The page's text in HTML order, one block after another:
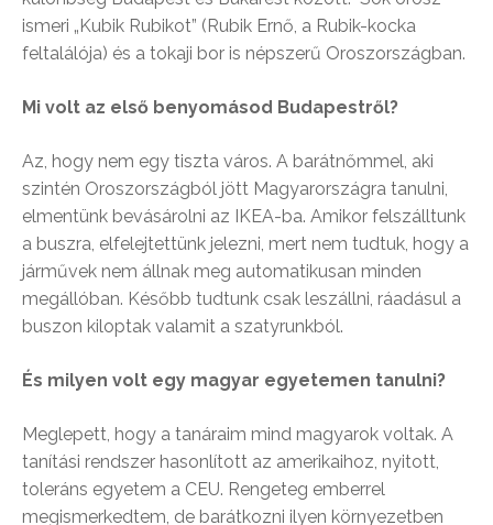
ismeri „Kubik Rubikot” (Rubik Ernő, a Rubik-kocka
feltalálója) és a tokaji bor is népszerű Oroszországban.
Mi volt az első benyomásod Budapestről?
Az, hogy nem egy tiszta város. A barátnőmmel, aki
szintén Oroszországból jött Magyarországra tanulni,
elmentünk bevásárolni az IKEA-ba. Amikor felszálltunk
a buszra, elfelejtettünk jelezni, mert nem tudtuk, hogy a
járművek nem állnak meg automatikusan minden
megállóban. Később tudtunk csak leszállni, ráadásul a
buszon kiloptak valamit a szatyrunkból.
És milyen volt egy magyar egyetemen tanulni?
Meglepett, hogy a tanáraim mind magyarok voltak. A
tanítási rendszer hasonlított az amerikaihoz, nyitott,
toleráns egyetem a CEU. Rengeteg emberrel
megismerkedtem, de barátkozni ilyen környezetben